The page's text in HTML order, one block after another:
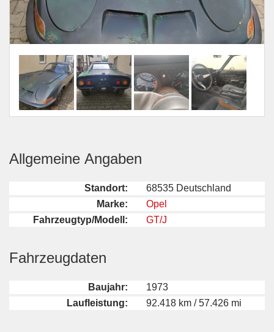
Allgemeine Angaben
Standort:
68535 Deutschland
Marke:
Opel
Fahrzeugtyp/Modell:
GT/J
Fahrzeugdaten
Baujahr:
1973
Laufleistung:
92.418 km / 57.426 mi